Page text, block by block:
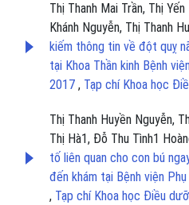
Thị Thanh Mai Trần, Thị
Khánh Nguyễn, Thị Thanh
kiếm thông tin về đột quỵ
tại Khoa Thần kinh Bệnh
2017 , Tạp chí Khoa học
Thị Thanh Huyền Nguyễn,
Thị Hà1, Đỗ Thu Tình1
tố liên quan cho con bú
đến khám tại Bệnh viện
, Tạp chí Khoa học Điều